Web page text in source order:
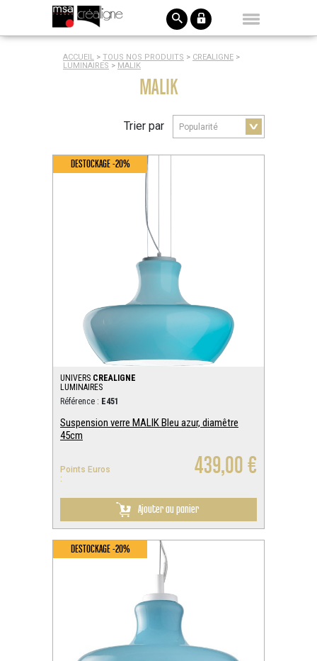
ACCUEIL > TOUS NOS PRODUITS > CREALIGNE >
LUMINAIRES > MALIK
MALIK
Trier par
DESTOCKAGE -20%
UNIVERS CREALIGNE
LUMINAIRES
Référence : E451
Suspension verre MALIK Bleu azur, diamêtre
45cm
Points Euros
:
439,00 €
Ajouter au panier
DESTOCKAGE -20%